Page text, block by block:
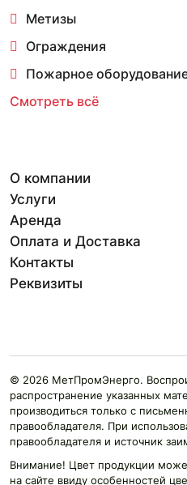
Метизы
Ограждения
Пожарное
Смотреть всё
О компании
Услуги
Аренда
Оплата и Доставка
Контакты
Реквизиты
© 2026 МетПромЭнерго.
распространение указанных
производиться только с
правообладателя. При
правообладателя и источник
Внимание! Цвет продукции
на сайте ввиду особенностей